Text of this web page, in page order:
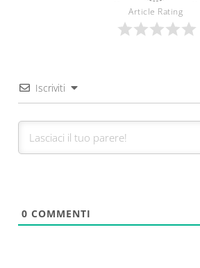
Article Rating
Iscriviti
0 COMMENTI